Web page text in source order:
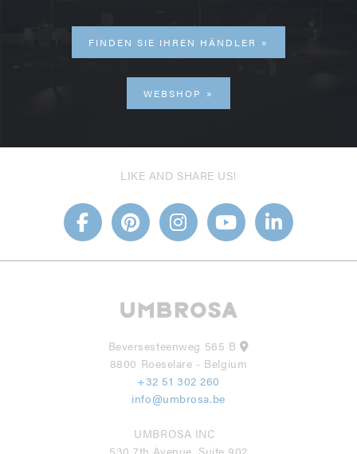
FINDEN SIE IHREN HÄNDLER
WEBSHOP
LIKE AND SHARE US!
Beversesteenweg 565 B
8800 Roeselare - Belgium
+32 51 302 260
info@umbrosa.be
UMBROSA INC
530 7th Avenue, Suite 902